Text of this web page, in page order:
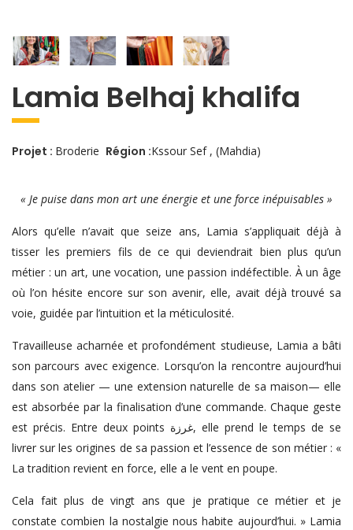
Lamia Belhaj khalifa
Projet : Broderie Région :Kssour Sef , (Mahdia)
« Je puise dans mon art une énergie et une force inépuisables »
Alors qu’elle n’avait que seize ans, Lamia s’appliquait déjà à
tisser les premiers fils de ce qui deviendrait bien plus qu’un
métier : un art, une vocation, une passion indéfectible. À un âge
où l’on hésite encore sur son avenir, elle, avait déjà trouvé sa
voie, guidée par l’intuition et la méticulosité.
Travailleuse acharnée et profondément studieuse, Lamia a bâti
son parcours avec exigence. Lorsqu’on la rencontre aujourd’hui
dans son atelier — une extension naturelle de sa maison— elle
est absorbée par la finalisation d’une commande. Chaque geste
est précis. Entre deux points غرزة, elle prend le temps de se
livrer sur les origines de sa passion et l’essence de son métier : «
La tradition revient en force, elle a le vent en poupe.
Cela fait plus de vingt ans que je pratique ce métier et je
constate combien la nostalgie nous habite aujourd’hui. » Lamia